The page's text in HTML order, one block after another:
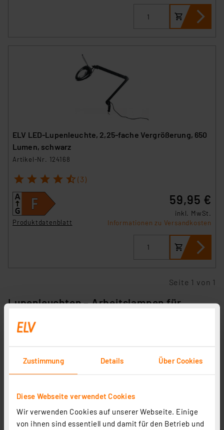
Zustimmung Details Über Cookies
Diese Webseite verwendet Cookies
Wir verwenden Cookies auf unserer Webseite. Einige
von ihnen sind essentiell und damit für den Betrieb und
ELV LED-Lupenleuchte, 2,25-fache Vergrößerung, 650
Lumen, schwarz
Artikel-Nr. 124168
1 2 3 4 5 (3)
Produktdatenblatt
59,95 €
inkl. MwSt.
Informationen zu Versandkosten
Seite 1 von 1
Lupenleuchten – Arbeitslampen für
Lupenleuchten, umgangssprachlich auch
wenn es darum geht, kleine Gegenstände ohne den
Einsatz von speziellen Vergrößerungsgeräten wie
können.
Dazu zählen neben den Lupenleuchten für die
Werkstatt-Ausstattung(z. B. Elektronik,